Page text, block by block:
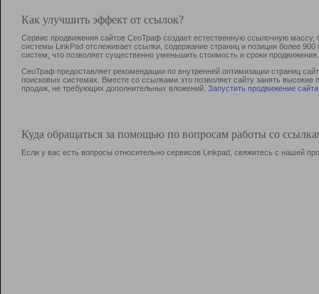
Как улучшить эффект от ссылок?
Сервис продвижения сайтов СеоТраф создает естественную ссылочную
системы LinkPad отслеживает ссылки, содержание страниц и позиции более
систем, что позволяет существенно уменьшить стоимость и сроки продвижения.
СеоТраф предоставляет рекомендации по внутренней оптимизации страниц
поисковых системах. Вместе со ссылками это позволяет сайту занять
продаж, не требующих дополнительных вложений. Запустить продвижение сайта
Куда обращаться за помощью по вопросам работы со
Если у вас есть вопросы относительно сервисов Linkpad, свяжитесь с нашей